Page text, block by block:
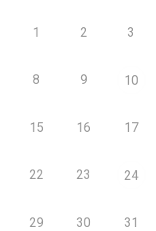
1 2 3
8 9 10
15 16 17
22 23 24
29 30 31